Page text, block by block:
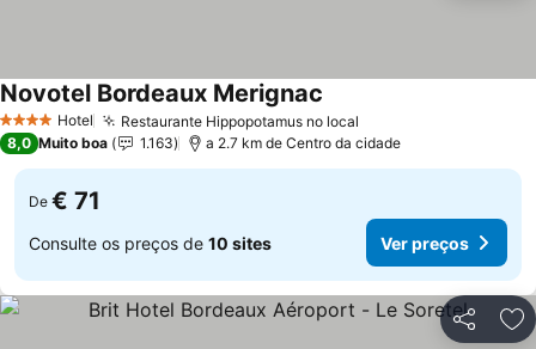
4 EstrelasHotel Restaurante Hippopotamus no local
Novotel Bordeaux Merignac
8,0 Muito boa 1.163 a 2.7 km de Centro da cidade
De € 71
Consulte os preços de 10 sites Ver preços
Partilhar